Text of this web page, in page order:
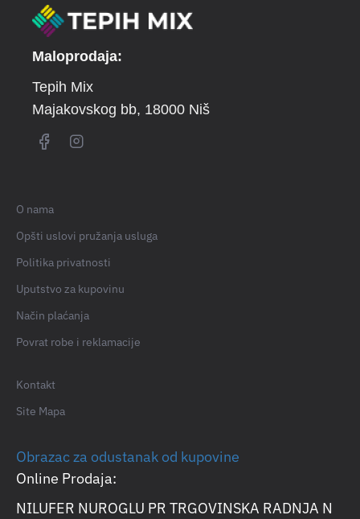
Maloprodaja:
Tepih Mix
Majakovskog bb, 18000 Niš
O nama
Opšti uslovi pružanja usluga
Politika privatnosti
Uputstvo za kupovinu
Način plaćanja
Povrat robe i reklamacije
Kontakt
Site Mapa
Obrazac za odustanak od kupovine
Online Prodaja:
NILUFER NUROGLU PR TRGOVINSKA RADNJA N